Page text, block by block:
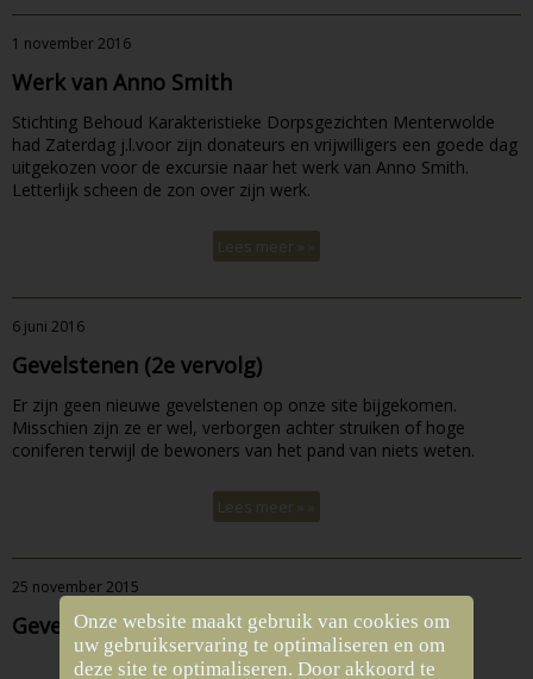
1 november 2016
Werk van Anno Smith
Stichting Behoud Karakteristieke Dorpsgezichten Menterwolde
had Zaterdag j.l.voor zijn donateurs en vrijwilligers een goede dag
uitgekozen voor de excursie naar het werk van Anno Smith.
Letterlijk scheen de zon over zijn werk.
Lees meer » »
6 juni 2016
Gevelstenen (2e vervolg)
Er zijn geen nieuwe gevelstenen op onze site bijgekomen.
Misschien zijn ze er wel, verborgen achter struiken of hoge
coniferen terwijl de bewoners van het pand van niets weten.
Lees meer » »
25 november 2015
Gevelsteen in Giezelflat
Onze website maakt gebruik van cookies om
uw gebruikservaring te optimaliseren en om
deze site te optimaliseren. Door akkoord te